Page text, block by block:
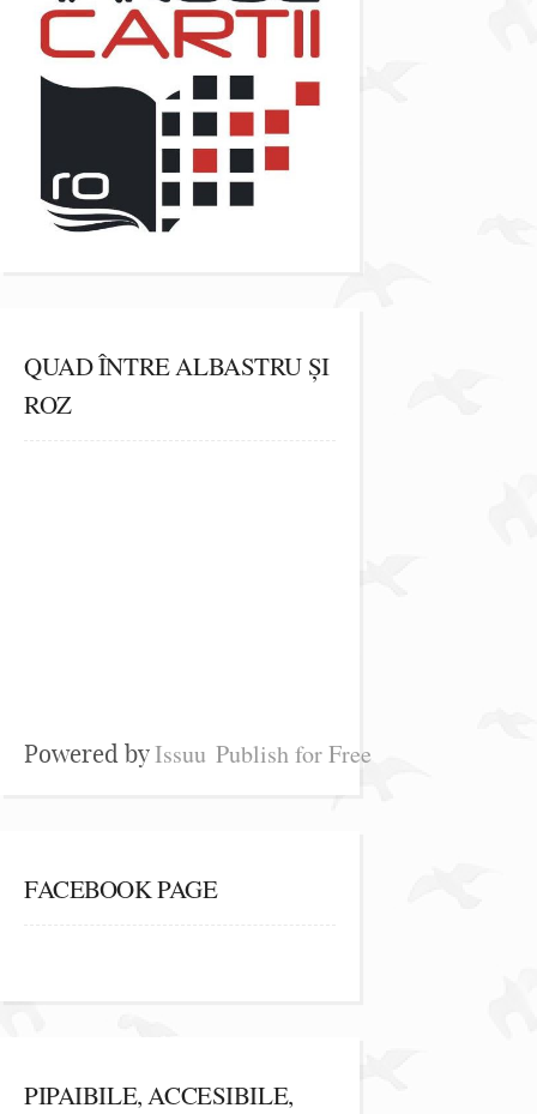
QUAD ÎNTRE ALBASTRU ȘI
ROZ
Powered byIssuu Publish for Free
FACEBOOK PAGE
PIPAIBILE, ACCESIBILE,